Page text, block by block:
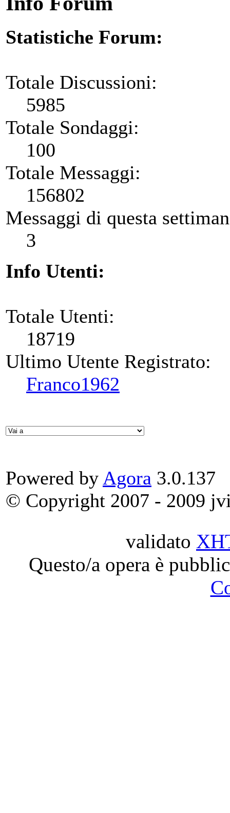
Statistiche Forum:
Totale Discussioni:
5985
Totale Sondaggi:
100
Totale Messaggi:
156802
Messaggi di questa
3
Info Utenti:
Totale Utenti:
18719
Ultimo Utente Registrato:
Franco1962
Powered by Agora 3.0.137
© Copyright 2007 - 2009
validato
Questo/a opera è